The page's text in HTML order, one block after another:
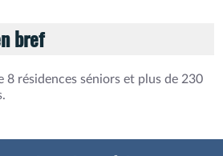
bref
8 résidences séniors et plus de 230